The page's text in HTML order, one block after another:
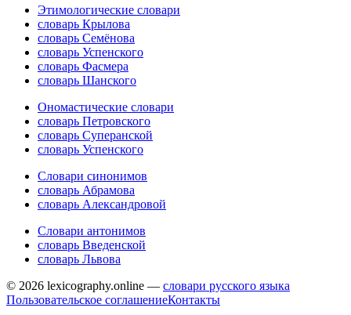
Этимологические словари
словарь Крылова
словарь Семёнова
словарь Успенского
словарь Фасмера
словарь Шанского
Ономастические словари
словарь Петровского
словарь Суперанской
словарь Успенского
Словари синонимов
словарь Абрамова
словарь Александровой
Словари антонимов
словарь Введенской
словарь Львова
© 2026 lexicography.online — словари русского языка
Пользовательское соглашениеКонтакты